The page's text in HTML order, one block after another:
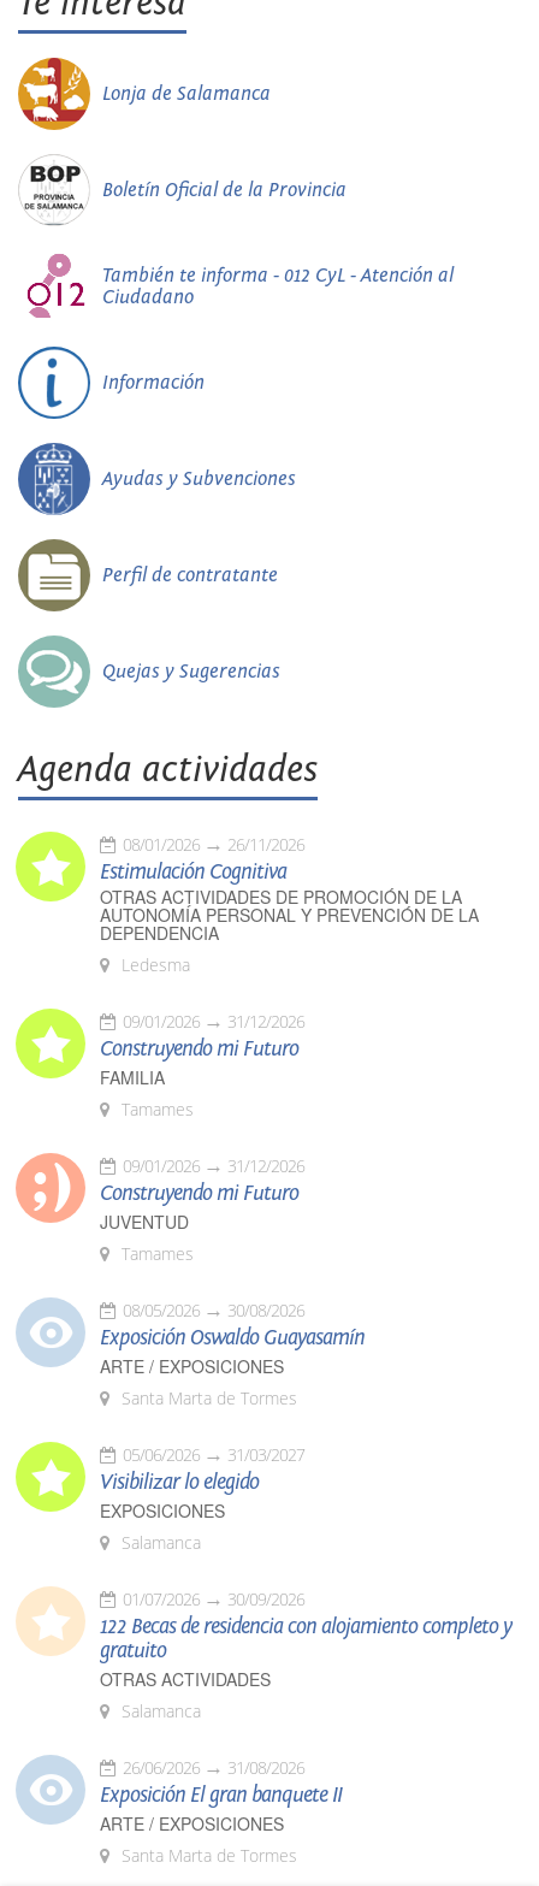
Lonja de Salamanca
Boletín Oficial de la Provincia
También te informa - 012 CyL - Atención al
Ciudadano
Información
Ayudas y Subvenciones
Perfil de contratante
Quejas y Sugerencias
Agenda actividades
08/01/2026 26/11/2026
Estimulación Cognitiva
OTRAS ACTIVIDADES DE PROMOCIÓN DE LA
AUTONOMÍA PERSONAL Y PREVENCIÓN DE LA
DEPENDENCIA
Ledesma
09/01/2026 31/12/2026
Construyendo mi Futuro
FAMILIA
Tamames
09/01/2026 31/12/2026
Construyendo mi Futuro
JUVENTUD
Tamames
08/05/2026 30/08/2026
Exposición Oswaldo Guayasamín
ARTE / EXPOSICIONES
Santa Marta de Tormes
05/06/2026 31/03/2027
Visibilizar lo elegido
EXPOSICIONES
Salamanca
01/07/2026 30/09/2026
122 Becas de residencia con alojamiento completo y
gratuito
OTRAS ACTIVIDADES
Salamanca
26/06/2026 31/08/2026
Exposición El gran banquete II
ARTE / EXPOSICIONES
Santa Marta de Tormes